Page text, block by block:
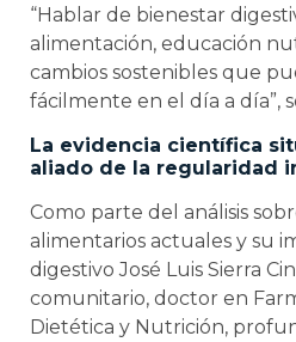
“Hablar de bienestar
alimentación, educación
cambios sostenibles que
fácilmente en el día a día”,
La evidencia científica
aliado de la regularidad
Como parte del análisis
alimentarios actuales y su
digestivo José Luis Sierra
comunitario, doctor en
Dietética y Nutrición,